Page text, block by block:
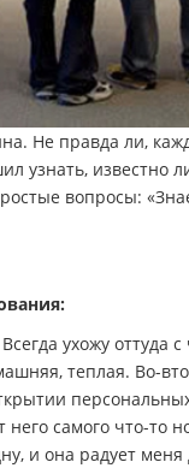
Не правда ли,
узнать, известно
вопросы:
ухожу оттуда с
теплая. Во-
самого что-то
и она радует меня